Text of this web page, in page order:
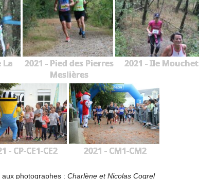
La
2021 - Pied des Pierres
Meslières
2021 - Ile Mouchet
- CP-CE1-CE2 2021 - CM1-CM2
aux photographes : Charlène et Nicolas Cogrel